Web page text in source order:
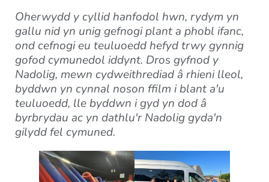
Oherwydd y cyllid hanfodol hwn, rydym yn
gallu nid yn unig gefnogi plant a phobl ifanc,
ond cefnogi eu teuluoedd hefyd trwy gynnig
gofod cymunedol iddynt. Dros gyfnod y
Nadolig, mewn cydweithrediad â rhieni lleol,
byddwn yn cynnal noson ffilm i blant a'u
teuluoedd, lle byddwn i gyd yn dod â
byrbrydau ac yn dathlu'r Nadolig gyda'n
gilydd fel cymuned.